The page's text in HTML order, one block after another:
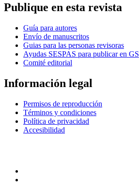
Publique en esta revista
Guía para autores
Envío de manuscritos
Guias para las personas revisoras
Ayudas SESPAS para publicar en GS
Comité editorial
Información legal
Permisos de reproducción
Términos y condiciones
Política de privacidad
Accesibilidad